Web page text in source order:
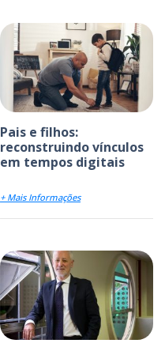
Pais e filhos:
reconstruindo vínculos
em tempos digitais
+ Mais Informações